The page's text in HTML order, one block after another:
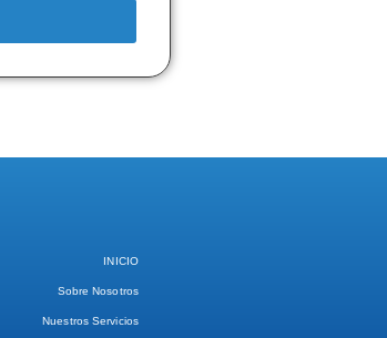
INICIO
Sobre Nosotros
Nuestros Servicios